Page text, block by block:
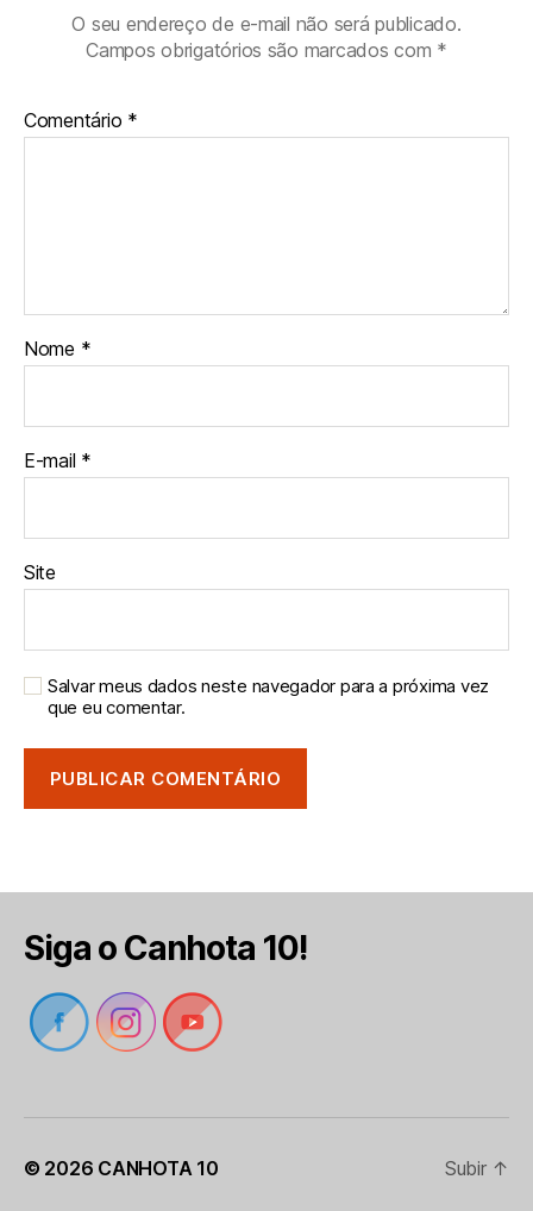
O seu endereço de e-mail não será publicado.
Campos obrigatórios são marcados com *
Comentário *
Nome *
E-mail *
Site
Salvar meus dados neste navegador para a próxima vez
que eu comentar.
Siga o Canhota 10!
© 2026 CANHOTA 10 Subir ↑